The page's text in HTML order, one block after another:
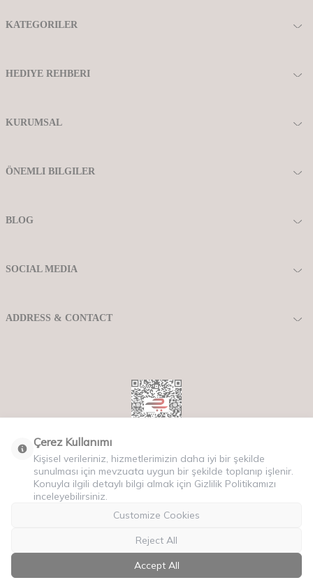
KATEGORILER
HEDIYE REHBERI
KURUMSAL
ÖNEMLI BILGILER
BLOG
SOCIAL MEDIA
ADDRESS & CONTACT
Copyriht © 2025 Tüm Hakları Saklıdır.
Çerez Kullanımı
Kişisel verileriniz, hizmetlerimizin daha iyi bir şekilde
sunulması için mevzuata uygun bir şekilde toplanıp işlenir.
Konuyla ilgili detaylı bilgi almak için Gizlilik Politikamızı
inceleyebilirsiniz.
Customize Cookies
Reject All
Accept All